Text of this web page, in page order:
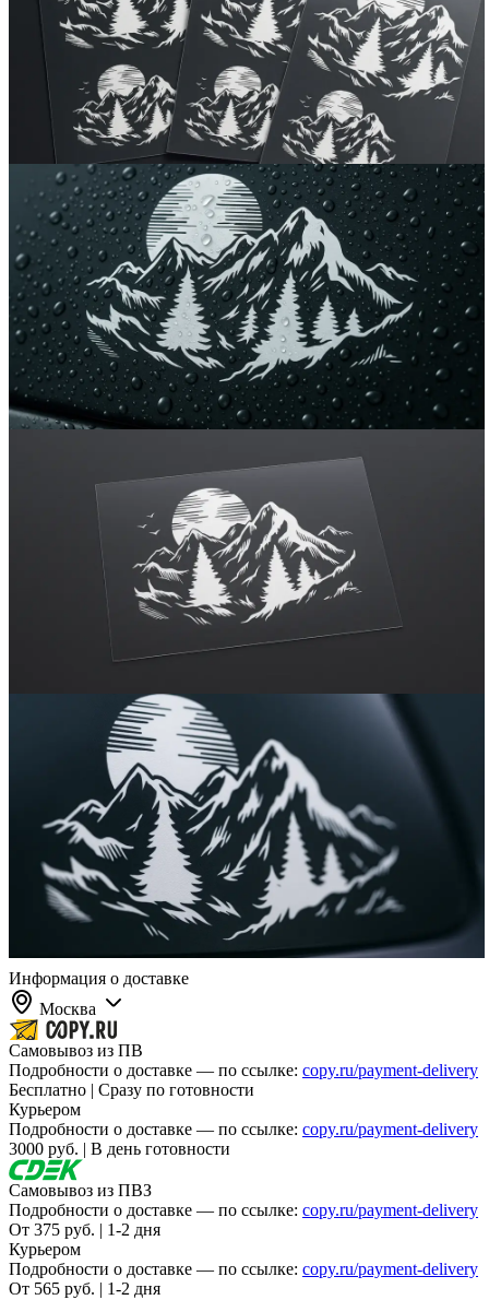
Вакансии
О компании
Написать директору
Арендодателям
Портфолио
Франшиза
Контакты
Информация о доставке
Москва
Самовывоз из ПВ
Подробности о доставке — по ссылке: copy.ru/payment-delivery
Бесплатно | Сразу по готовности
Курьером
Подробности о доставке — по ссылке: copy.ru/payment-delivery
3000 руб. | В день готовности
Самовывоз из ПВЗ
Подробности о доставке — по ссылке: copy.ru/payment-delivery
От 375 руб. | 1-2 дня
Курьером
Подробности о доставке — по ссылке: copy.ru/payment-delivery
От 565 руб. | 1-2 дня